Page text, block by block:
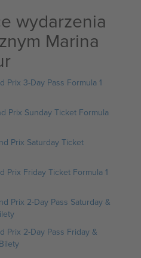
wydarzenia
Marina
Prix 3-Day Pass Formula 1
Prix Sunday Ticket Formula
Prix Saturday Ticket
Prix Friday Ticket Formula 1
Prix 2-Day Pass Saturday &
Prix 2-Day Pass Friday &